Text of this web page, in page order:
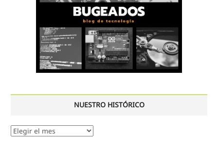
NUESTRO HISTÓRICO
Nuestro